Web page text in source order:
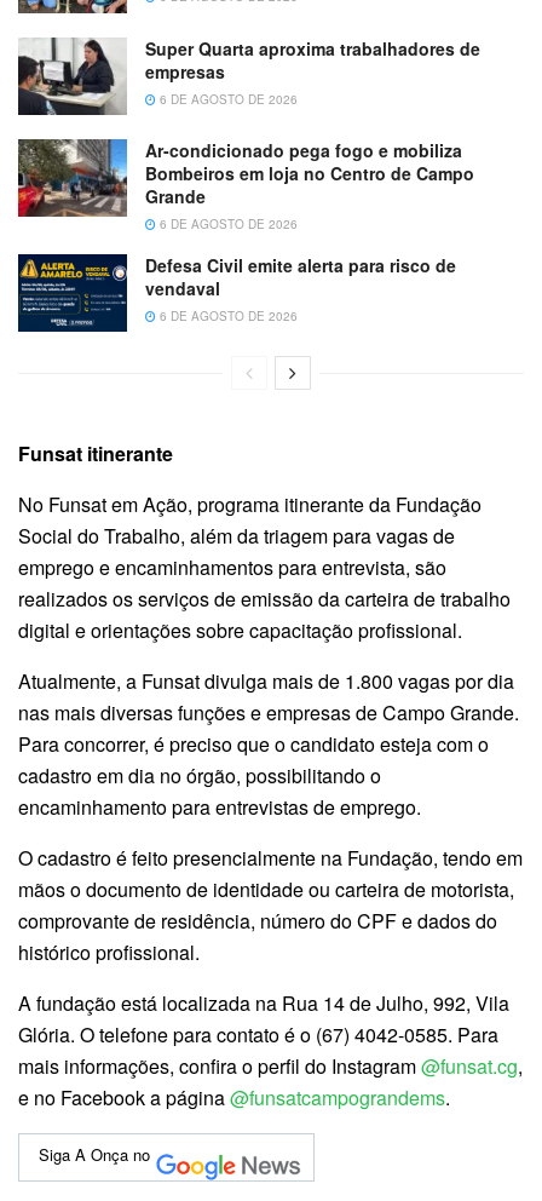
Super Quarta aproxima trabalhadores de
empresas
6 DE AGOSTO DE 2026
Ar-condicionado pega fogo e mobiliza
Bombeiros em loja no Centro de Campo
Grande
6 DE AGOSTO DE 2026
Defesa Civil emite alerta para risco de
vendaval
6 DE AGOSTO DE 2026
Funsat itinerante
No Funsat em Ação, programa itinerante da Fundação
Social do Trabalho, além da triagem para vagas de
emprego e encaminhamentos para entrevista, são
realizados os serviços de emissão da carteira de trabalho
digital e orientações sobre capacitação profissional.
Atualmente, a Funsat divulga mais de 1.800 vagas por dia
nas mais diversas funções e empresas de Campo Grande.
Para concorrer, é preciso que o candidato esteja com o
cadastro em dia no órgão, possibilitando o
encaminhamento para entrevistas de emprego.
O cadastro é feito presencialmente na Fundação, tendo em
mãos o documento de identidade ou carteira de motorista,
comprovante de residência, número do CPF e dados do
histórico profissional.
A fundação está localizada na Rua 14 de Julho, 992, Vila
Glória. O telefone para contato é o (67) 4042-0585. Para
mais informações, confira o perfil do Instagram@funsat.cg,
e no Facebook a página@funsatcampograndems.
Siga A Onça no